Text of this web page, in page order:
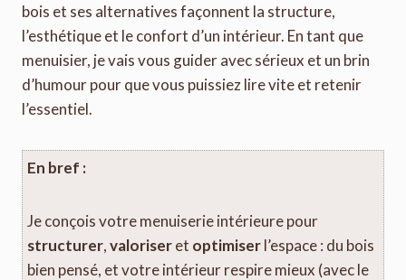
bois et ses alternatives façonnent la structure,
l’esthétique et le confort d’un intérieur. En tant que
menuisier, je vais vous guider avec sérieux et un brin
d’humour pour que vous puissiez lire vite et retenir
l’essentiel.
En bref :
Je conçois votre menuiserie intérieure pour
structurer,valoriseret optimiserl’espace : du bois
bien pensé, et votre intérieur respire mieux (avec le